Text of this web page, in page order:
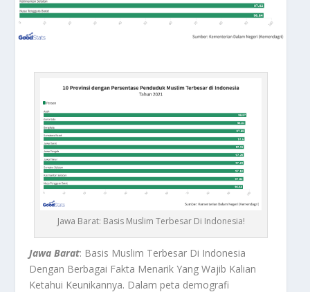
Jawa Barat: Basis Muslim Terbesar Di Indonesia!
Jawa Barat: Basis Muslim Terbesar Di Indonesia
Dengan Berbagai Fakta Menarik Yang Wajib Kalian
Ketahui Keunikannya. Dalam peta demografi